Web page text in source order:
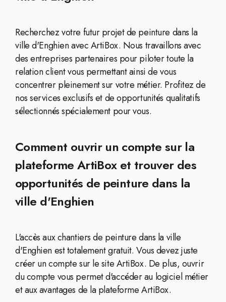
Recherchez votre futur projet de peinture dans la
ville d'Enghien avec ArtiBox. Nous travaillons avec
des entreprises partenaires pour piloter toute la
relation client vous permettant ainsi de vous
concentrer pleinement sur votre métier. Profitez de
nos services exclusifs et de opportunités qualitatifs
sélectionnés spécialement pour vous.
Comment ouvrir un compte sur la
plateforme ArtiBox et trouver des
opportunités de peinture dans la
ville d'Enghien
L'accès aux chantiers de peinture dans la ville
d'Enghien est totalement gratuit. Vous devez juste
créer un compte sur le site ArtiBox. De plus, ouvrir
du compte vous permet d'accéder au logiciel métier
et aux avantages de la plateforme ArtiBox.